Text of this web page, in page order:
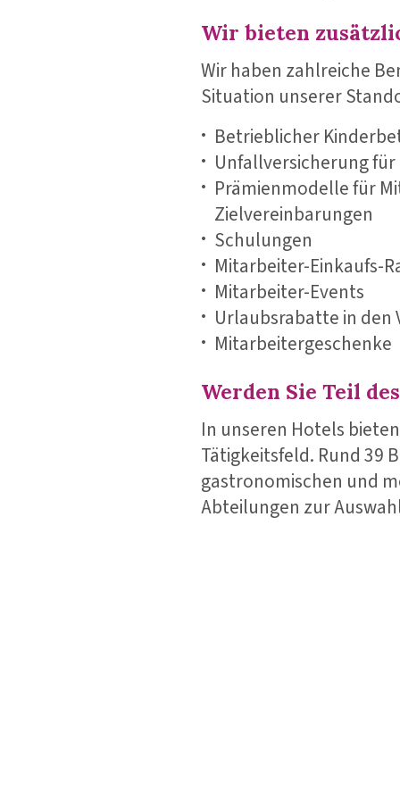
Wir bieten
Wir haben zahlreiche
Situation unserer
Betrieblicher
Unfallversicherung
Prämienmodelle für
Zielvereinbarungen
Schulungen
Mitarbeiter-Einkaufs-
Mitarbeiter-Events
Urlaubsrabatte in den
Mitarbeitergeschenke
Werden Sie Teil
In unseren Hotels
Tätigkeitsfeld. Rund 39
gastronomischen und
Abteilungen zur